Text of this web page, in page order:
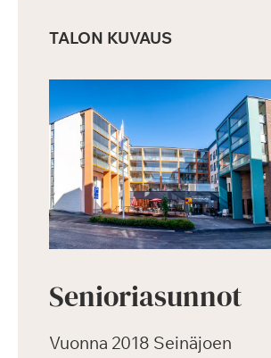
TALON KUVAUS
Senioriasunnot
Vuonna 2018 Seinäjoen